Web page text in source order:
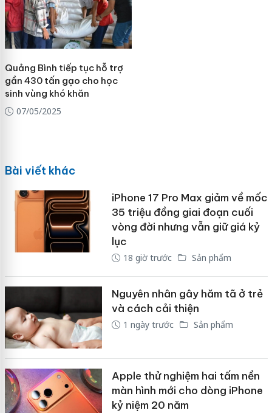
Quảng Bình tiếp tục hỗ trợ
gần 430 tấn gạo cho học
sinh vùng khó khăn
07/05/2025
Bài viết khác
iPhone 17 Pro Max giảm về mốc
35 triệu đồng giai đoạn cuối
vòng đời nhưng vẫn giữ giá kỷ
lục
18 giờ trước Sản phẩm
Nguyên nhân gây hăm tã ở trẻ
và cách cải thiện
1 ngày trước Sản phẩm
Apple thử nghiệm hai tấm nền
màn hình mới cho dòng iPhone
kỷ niệm 20 năm